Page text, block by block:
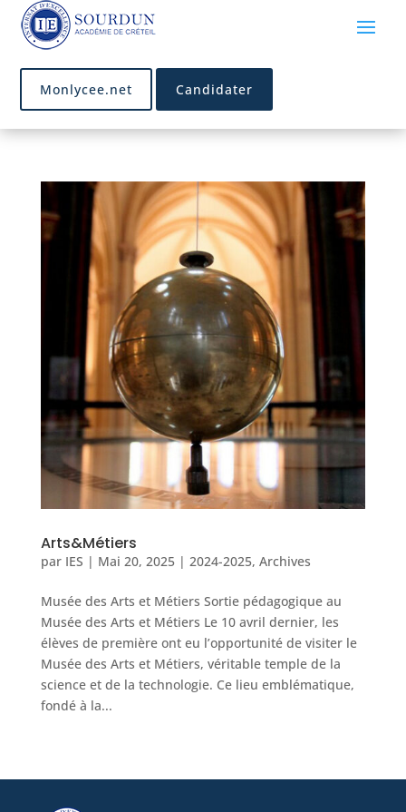
Candidater
Monlycee.net
Arts&Métiers
par IES | Mai 20, 2025| 2024-2025, Archives
Musée des Arts et Métiers Sortie pédagogique au
Musée des Arts et Métiers Le 10 avril dernier, les
élèves de première ont eu l’opportunité de visiter le
Musée des Arts et Métiers, véritable temple de la
science et de la technologie. Ce lieu emblématique,
fondé à la...